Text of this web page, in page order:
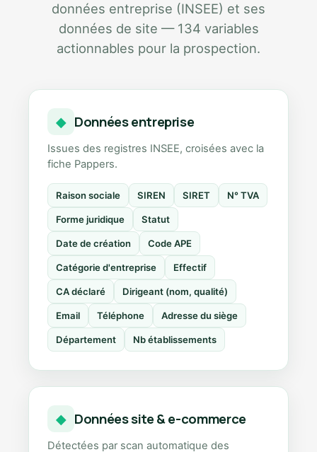
données entreprise (INSEE) et ses
données de site — 134 variables
actionnables pour la prospection.
◆ Données entreprise
Issues des registres INSEE, croisées avec la
fiche Pappers.
Raison sociale SIREN SIRET N° TVA
Forme juridique Statut
Date de création Code APE
Catégorie d'entreprise Effectif
CA déclaré Dirigeant (nom, qualité)
Email Téléphone Adresse du siège
Département Nb établissements
◆ Données site & e-commerce
Détectées par scan automatique des